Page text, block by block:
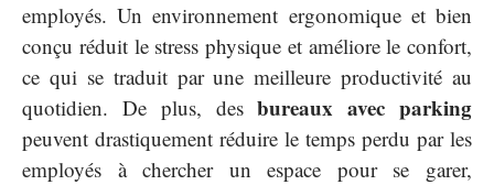
employés. Un environnement ergonomique et bien
conçu réduit le stress physique et améliore le confort,
ce qui se traduit par une meilleure productivité au
quotidien. De plus, desbureaux avec parking
peuvent drastiquement réduire le temps perdu par les
employés à chercher un espace pour se garer,